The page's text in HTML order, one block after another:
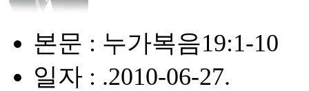
본문 : 누가복음19:1-10
일자 : .2010-06-27.